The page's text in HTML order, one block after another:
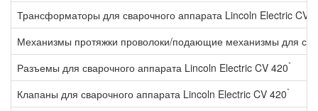
Трансформаторы для сварочного аппарата Lincoln Electric CV
Механизмы протяжки проволоки/подающие механизмы для
Разъемы для сварочного аппарата Lincoln Electric CV 420*
Клапаны для сварочного аппарата Lincoln Electric CV 420*